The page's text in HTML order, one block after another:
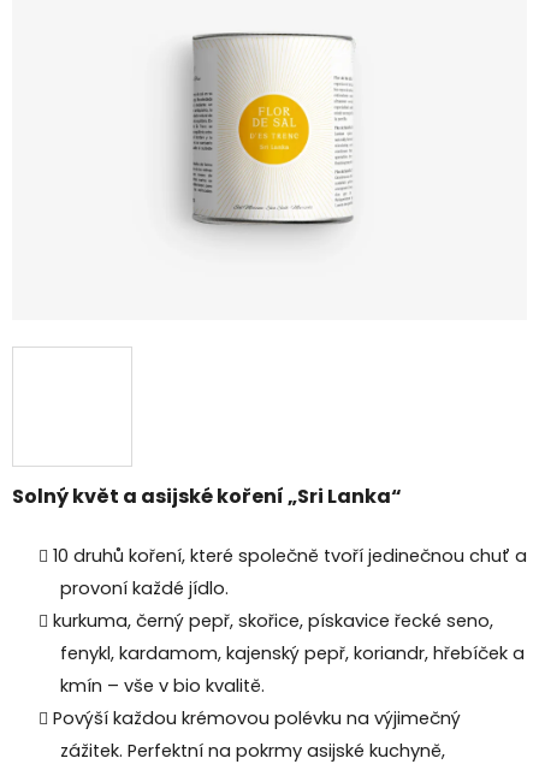
Solný květ a asijské koření „Sri Lanka“
10 druhů koření, které společně tvoří jedinečnou chuť a
provoní každé jídlo.
kurkuma, černý pepř, skořice, pískavice řecké seno,
fenykl, kardamom, kajenský pepř, koriandr, hřebíček a
kmín – vše v bio kvalitě.
Povýší každou krémovou polévku na výjimečný
zážitek. Perfektní na pokrmy asijské kuchyně,